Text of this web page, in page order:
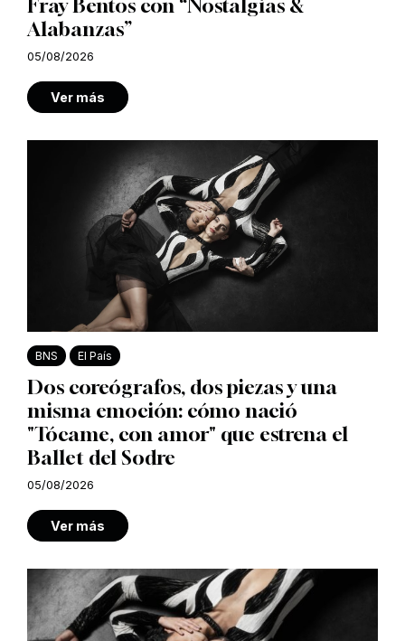
Fray Bentos con “Nostalgias &
Alabanzas”
05/08/2026
Ver más
BNS El País
Dos coreógrafos, dos piezas y una
misma emoción: cómo nació
"Tócame, con amor" que estrena el
Ballet del Sodre
05/08/2026
Ver más